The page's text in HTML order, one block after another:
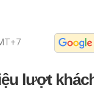
lượt